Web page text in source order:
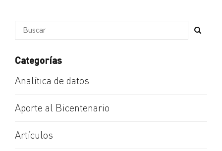
Categorías
Analítica de datos
Aporte al Bicentenario
Artículos